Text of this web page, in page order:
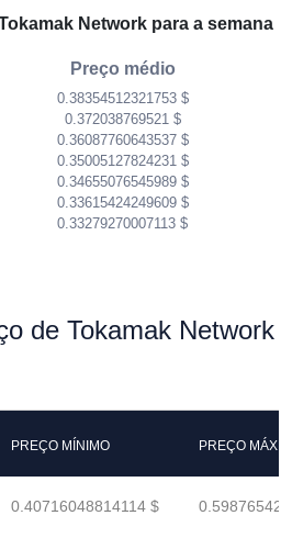
Network para a semana
Preço médio
0.38354512321753 $
0.372038769521 $
0.36087760643537 $
0.35005127824231 $
0.34655076545989 $
0.33615424249609 $
0.33279270007113 $
de Tokamak Network
PREÇO MÍNIMO PREÇO
0.40716048814114 $